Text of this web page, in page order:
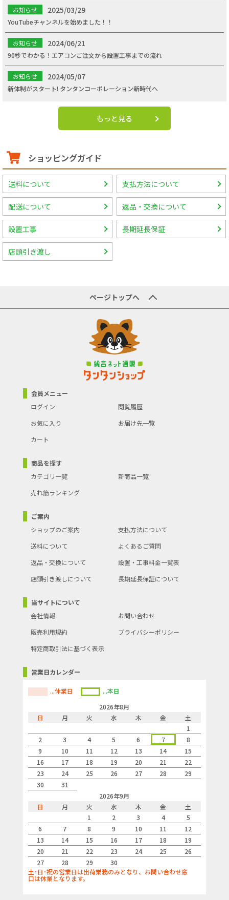
お知らせ 2025/03/29
YouTubeチャンネルを始めました！！
お知らせ 2024/06/21
90秒でわかる！エアコンご注文から設置工事までの流れ
お知らせ 2024/05/07
新体制がスタート! タンタンコーポレーション新時代へ
もっと見る
ショッピングガイド
送料について 支払方法について
配送について 返品・交換について
設置工事 長期延長保証
店頭引き渡し
ページトップへ
会員メニュー
ログイン
閲覧履歴
お気に入り
お届け先一覧
カート
商品を探す
カテゴリ一覧
新商品一覧
売れ筋ランキング
ご案内
ショップのご案内
支払方法について
送料について
よくあるご質問
返品・交換について
設置・工事料金一覧表
店頭引き渡しについて
長期延長保証について
当サイトについて
会社情報
お問い合わせ
販売利用規約
プライバシーポリシー
特定商取引法に基づく表示
営業日カレンダー
...休業日
...本日
2026年8月
日
月 火 水 木 金
土
1
2
3 4 5 6 7
8
9
10 11 12 13 14
15
16
17 18 19 20 21
22
23
24 25 26 27 28
29
30
31
2026年9月
日
月 火 水 木 金
土
1
2 3 4
5
6
7 8 9 10 11
12
13
14 15 16 17 18
19
20
21 22 23 24 25
26
27
28 29
30
土･日･祝の営業日は出荷業務のみとなり、お問い合わせ窓
口は休業となります。